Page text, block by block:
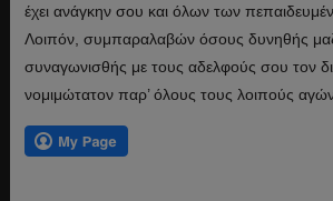
έχει ανάγκην σου και όλων των
Λοιπόν, συμπαραλαβών όσους δυνηθής
συναγωνισθής με τους αδελφούς σου τον
νομιμώτατον παρ’ όλους τους λοιπούς